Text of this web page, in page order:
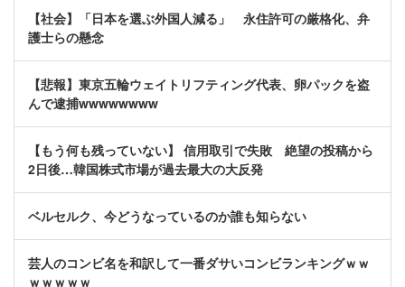
【社会】「日本を選ぶ外国人減る」 永住許可の厳格化、弁
護士らの懸念
【悲報】東京五輪ウェイトリフティング代表、卵パックを盗
んで逮捕wwwwwwww
【もう何も残っていない】 信用取引で失敗 絶望の投稿から
2日後…韓国株式市場が過去最大の大反発
ベルセルク、今どうなっているのか誰も知らない
芸人のコンビ名を和訳して一番ダサいコンビランキングｗｗ
ｗｗｗｗｗ